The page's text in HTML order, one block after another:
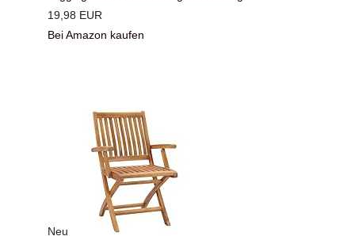
19,98 EUR
Bei Amazon kaufen
Neu